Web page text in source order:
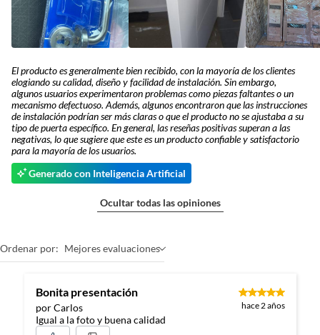
El producto es generalmente bien recibido, con la mayoría de los clientes
elogiando su calidad, diseño y facilidad de instalación. Sin embargo,
algunos usuarios experimentaron problemas como piezas faltantes o un
mecanismo defectuoso. Además, algunos encontraron que las instrucciones
de instalación podrían ser más claras o que el producto no se ajustaba a su
tipo de puerta específico. En general, las reseñas positivas superan a las
negativas, lo que sugiere que este es un producto confiable y satisfactorio
para la mayoría de los usuarios.
Generado con Inteligencia Artificial
Ocultar todas las opiniones
Ordenar por: Mejores evaluaciones
Bonita presentación
por Carlos hace 2 años
Igual a la foto y buena calidad